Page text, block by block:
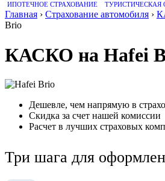
ИПОТЕЧНОЕ СТРАХОВАНИЕ
ТУРИСТИЧЕСКАЯ
Главная › Страхование автомобиля ›
Brio
КАСКО на Hafei
Дешевле, чем напрямую в
Скидка за счет нашей комиссии
Расчет в лучших страховых
Три шага для